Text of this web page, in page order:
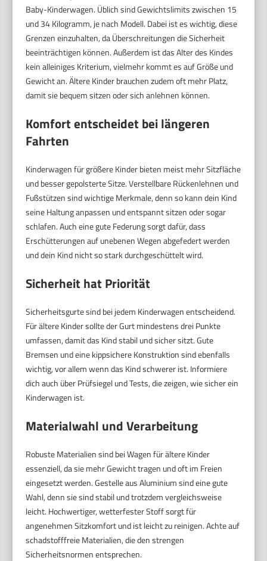
Baby-Kinderwagen. Üblich sind Gewichtslimits zwischen 15
und 34 Kilogramm, je nach Modell. Dabei ist es wichtig, diese
Grenzen einzuhalten, da Überschreitungen die Sicherheit
beeinträchtigen können. Außerdem ist das Alter des Kindes
kein alleiniges Kriterium, vielmehr kommt es auf Größe und
Gewicht an. Ältere Kinder brauchen zudem oft mehr Platz,
damit sie bequem sitzen oder sich anlehnen können.
Komfort entscheidet bei längeren
Fahrten
Kinderwagen für größere Kinder bieten meist mehr Sitzfläche
und besser gepolsterte Sitze. Verstellbare Rückenlehnen und
Fußstützen sind wichtige Merkmale, denn so kann dein Kind
seine Haltung anpassen und entspannt sitzen oder sogar
schlafen. Auch eine gute Federung sorgt dafür, dass
Erschütterungen auf unebenen Wegen abgefedert werden
und dein Kind nicht so stark durchgeschüttelt wird.
Sicherheit hat Priorität
Sicherheitsgurte sind bei jedem Kinderwagen entscheidend.
Für ältere Kinder sollte der Gurt mindestens drei Punkte
umfassen, damit das Kind stabil und sicher sitzt. Gute
Bremsen und eine kippsichere Konstruktion sind ebenfalls
wichtig, vor allem wenn das Kind schwerer ist. Informiere
dich auch über Prüfsiegel und Tests, die zeigen, wie sicher ein
Kinderwagen ist.
Materialwahl und Verarbeitung
Robuste Materialien sind bei Wagen für ältere Kinder
essenziell, da sie mehr Gewicht tragen und oft im Freien
eingesetzt werden. Gestelle aus Aluminium sind eine gute
Wahl, denn sie sind stabil und trotzdem vergleichsweise
leicht. Hochwertiger, wetterfester Stoff sorgt für
angenehmen Sitzkomfort und ist leicht zu reinigen. Achte auf
schadstofffreie Materialien, die den strengen
Sicherheitsnormen entsprechen.